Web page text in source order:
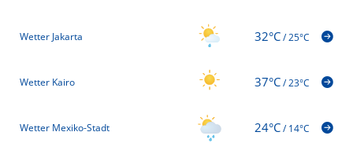
Wetter Jakarta 32°C/25°C
Wetter Kairo 37°C/23°C
Wetter Mexiko-Stadt 24°C/14°C